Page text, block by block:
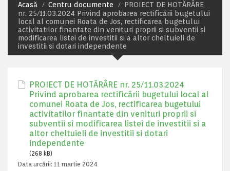
Acasă Centru documente
PROIECT DE HOTĂRÂRE
nr. 25/11.03.2024 Privind aprobarea rectificării bugetului
local al comunei Roata de Jos, rectificarea bugetului
activitatilor finantate din venituri proprii si subventii si
modificarea listei de investitii si a altor cheltuieli de
investitii si dotari independente
PROIECT DE HOTĂRÂRE nr. 25/11.03.2024
Privind aprobarea rectificării bugetului local al
comunei Roata de Jos, rectificarea bugetului
activitatilor finantate din venituri proprii si
subventii si modificarea listei de investitii si a
altor cheltuieli de investitii si dotari
independente
(268 kB)
Data urcării: 11 martie 2024